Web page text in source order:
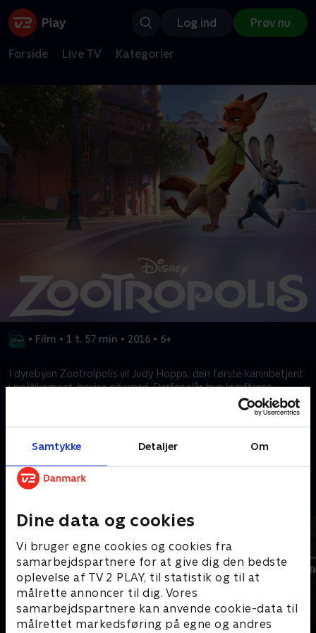
Samtykke Detaljer Om
Dine data og cookies
Vi bruger egne cookies og cookies fra
samarbejdspartnere for at give dig den bedste
oplevelse af TV 2 PLAY, til statistik og til at
målrette annoncer til dig. Vores
samarbejdspartnere kan anvende cookie-data til
målrettet markedsføring på egne og andres
Log ind Prøv nu
Forside Live TV Kategorier
• Film • 1 t. 57 min • 2016 • 6+
I dyrebyen Zootrolpolis vil Judy Hopps, den første kaninbetjent
i politikorpset, bevise sit værd. Derfor slår hun kræfterne
sammen med svindlerræven Nick Wilde for at løse en sag.
Kræver tilkøb
Mere indhold fra Disney+